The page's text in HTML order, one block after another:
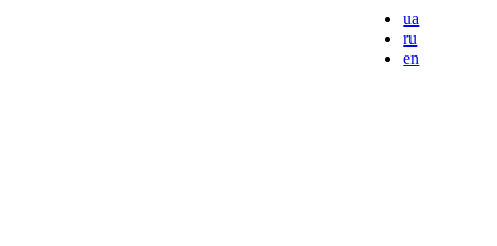
ua
ru
en